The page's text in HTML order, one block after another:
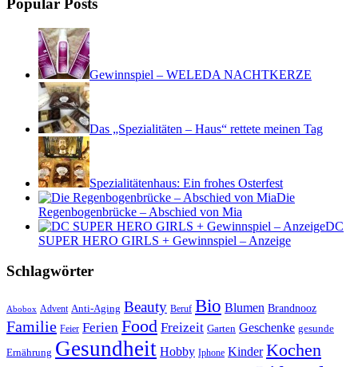
Popular Posts
Gewinnspiel – WELEDA NACHTKERZE
Das „Spezialitäten – Haus“ rettete meinen Tag
Spezialitätenhaus: Ein frohes Osterfest
Die
Regenbogenbrücke – Abschied von Mia
DC
SUPER HERO GIRLS + Gewinnspiel – Anzeige
Schlagwörter
Abobox Advent Anti-Aging Beauty Beruf Bio Blumen Brandnooz
Familie Feier Ferien Food Freizeit Garten Geschenke gesunde
Ernährung Gesundheit Hobby Iphone Kinder Kochen